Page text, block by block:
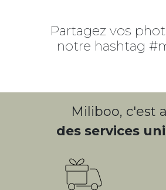
Partagez vos
notre hashtag
Miliboo, c'est
des services